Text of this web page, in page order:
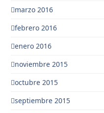
marzo 2016
febrero 2016
enero 2016
noviembre 2015
octubre 2015
septiembre 2015